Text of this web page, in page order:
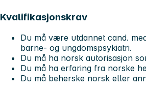
Kvalifikasjonskrav
Du må være utdannet cand.
barne- og ungdomspsykiatri.
Du må ha norsk autorisasjon
Du må ha erfaring fra norske
Du må beherske norsk eller